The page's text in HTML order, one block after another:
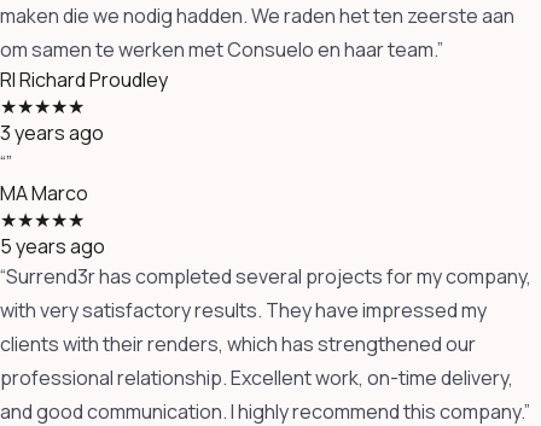
maken die we nodig hadden. We raden het ten zeerste aan
om samen te werken met Consuelo en haar team.”
RIRichard Proudley
★★★★★
3 years ago
“”
MAMarco
★★★★★
5 years ago
“Surrend3r has completed several projects for my company,
with very satisfactory results. They have impressed my
clients with their renders, which has strengthened our
professional relationship. Excellent work, on-time delivery,
and good communication. I highly recommend this company.”